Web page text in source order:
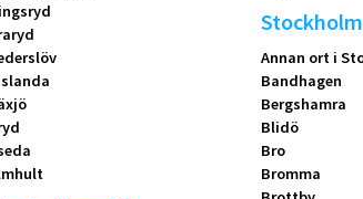
Annan ort i
Bandhagen
Bergshamra
Blidö
Bro
Bromma